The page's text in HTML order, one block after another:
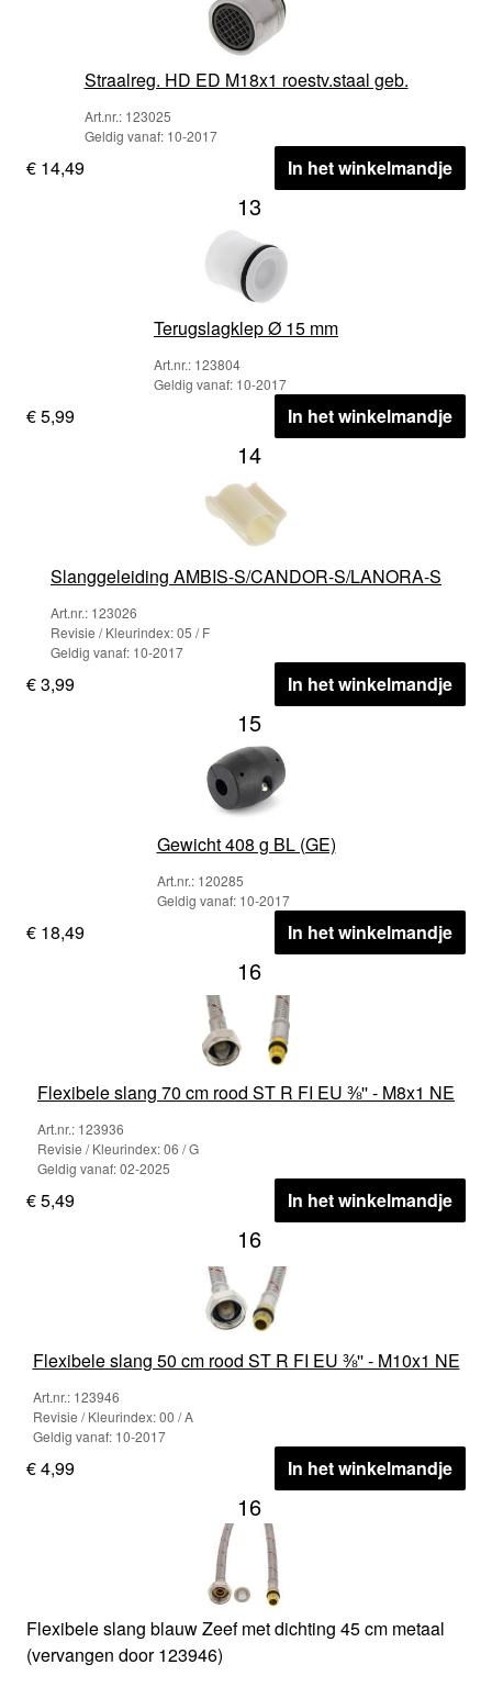
Straalreg. HD ED M18x1 roestv.staal geb.
Art.nr.: 123025
Geldig vanaf: 10-2017
€ 14,49 In het winkelmandje
13
Terugslagklep Ø 15 mm
Art.nr.: 123804
Geldig vanaf: 10-2017
€ 5,99 In het winkelmandje
14
Slanggeleiding AMBIS-S/CANDOR-S/LANORA-S
Art.nr.: 123026
Revisie / Kleurindex: 05 / F
Geldig vanaf: 10-2017
€ 3,99 In het winkelmandje
15
Gewicht 408 g BL (GE)
Art.nr.: 120285
Geldig vanaf: 10-2017
€ 18,49 In het winkelmandje
16
Flexibele slang 70 cm rood ST R FI EU ⅜'' - M8x1 NE
Art.nr.: 123936
Revisie / Kleurindex: 06 / G
Geldig vanaf: 02-2025
€ 5,49 In het winkelmandje
16
Flexibele slang 50 cm rood ST R FI EU ⅜'' - M10x1 NE
Art.nr.: 123946
Revisie / Kleurindex: 00 / A
Geldig vanaf: 10-2017
€ 4,99 In het winkelmandje
16
Flexibele slang blauw Zeef met dichting 45 cm metaal
(vervangen door 123946)